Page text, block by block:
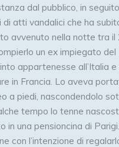
dal pubblico, in
atti vandalici che ha
avvenuto nella notte tra il
un ex impiegato del
appartenesse all’Italia e
in Francia. Lo aveva
a piedi, nascondendolo
tempo lo tenne
in una pensioncina di
con l’intenzione di